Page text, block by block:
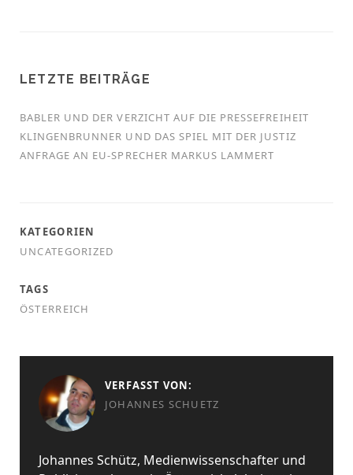
LETZTE BEITRÄGE
BABLER UND DER VERZICHT AUF DIE PRESSEFREIHEIT
KLINGENBRUNNER UND DAS SPIEL MIT DER JUSTIZ
ANFRAGE AN EU-SPRECHER MARKUS LAMMERT
KATEGORIEN
UNCATEGORIZED
TAGS
ÖSTERREICH
VERFASST VON:
JOHANNES SCHUETZ
Johannes Schütz, Medienwissenschafter und